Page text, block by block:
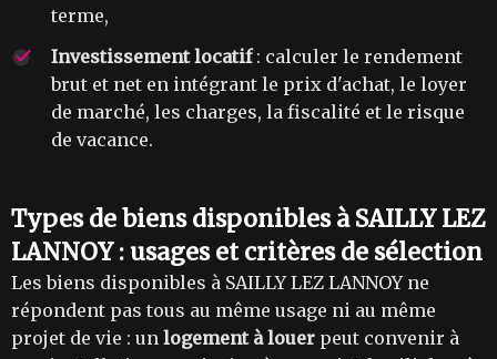
terme,
Investissement locatif: calculer le rendement
brut et net en intégrant le prix d'achat, le loyer
de marché, les charges, la fiscalité et le risque
de vacance.
Types de biens disponibles à SAILLY LEZ
LANNOY : usages et critères de sélection
Les biens disponibles à SAILLY LEZ LANNOY ne
répondent pas tous au même usage ni au même
projet de vie : un logement à louer peut convenir à